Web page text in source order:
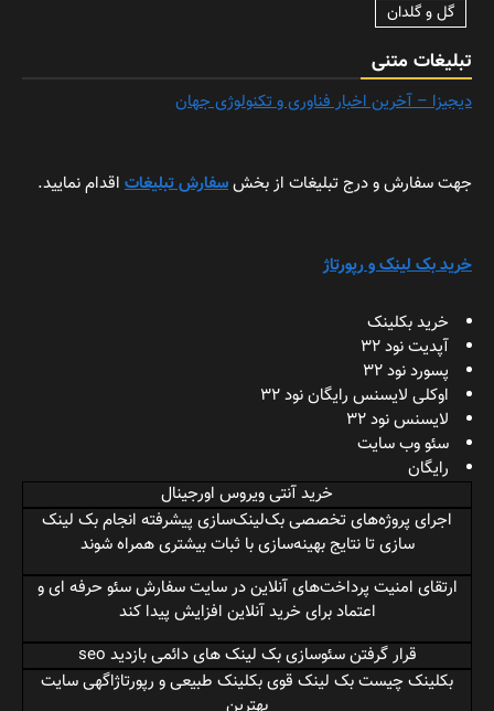
گل و گلدان
تبلیغات متنی
دیجیزا – آخرین اخبار فناوری و تکنولوژی جهان
جهت سفارش و درج تبلیغات از بخشسفارش تبلیغات اقدام نمایید.
خرید بک لینک و رپورتاژ
خرید بکلینک
آپدیت نود 32
پسورد نود 32
اوکلی لایسنس رایگان نود 32
لایسنس نود 32
سئو وب سایت
رایگان
خرید آنتی ویروس اورجینال
اجرای پروژه‌های تخصصی بک‌لینک‌سازی پیشرفته انجام بک لینک
سازیتا نتایج بهینه‌سازی با ثبات بیشتری همراه شوند
ارتقای امنیت پرداخت‌های آنلاین در سایتسفارش سئو حرفه ایو
اعتماد برای خرید آنلاین افزایش پیدا کند
قرار گرفتن سئوسازیبک لینک های دائمیبازدید seo
بکلینک چیست بک لینک قویبکلینک طبیعیو رپورتاژاگهی سایت